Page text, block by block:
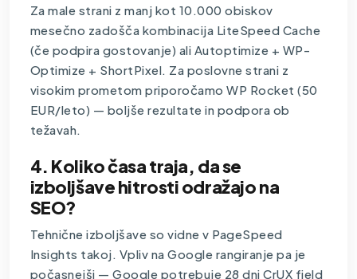
Za male strani z manj kot 10.000 obiskov
mesečno zadošča kombinacija LiteSpeed Cache
(če podpira gostovanje) ali Autoptimize + WP-
Optimize + ShortPixel. Za poslovne strani z
visokim prometom priporočamo WP Rocket (50
EUR/leto) — boljše rezultate in podpora ob
težavah.
4. Koliko časa traja, da se
izboljšave hitrosti odražajo na
SEO?
Tehnične izboljšave so vidne v PageSpeed
Insights takoj. Vpliv na Google rangiranje pa je
počasnejši — Google potrebuje 28 dni CrUX field